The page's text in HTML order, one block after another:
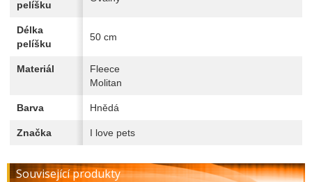
pelíšku
Délka
pelíšku
50 cm
Materiál
Fleece
Molitan
Barva Hnědá
Značka I love pets
Související produkty